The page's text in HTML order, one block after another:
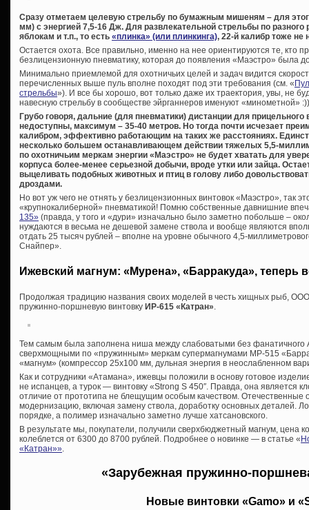
Сразу отметаем целевую стрельбу по бумажным мишеням – для
мм) с энергией 7,5-16 Дж. Для развлекательной стрельбы по
яблокам и т.п., то есть «плинка» (или плинкинга), 22-й калибр тоже не
Остается охота. Все правильно, именно на нее ориентируются те, кто
безлицензионную пневматику, которая до появления «Маэстро» была
Минимально приемлемой для охотничьих целей и задач видится
перечисленных выше пуль вполне походят под эти требования (см. «
стрельбы»). И все бы хорошо, вот только даже их траектория, увы, не
навесную стрельбу в сообществе эйрганнеров именуют «минометной»
Грубо говоря, дальние (для пневматики) дистанции для
недоступны, максимум – 35-40 метров. Но тогда почти исчезает
калибром, эффективно работающим на таких же расстояниях.
несколько большем останавливающем действии тяжелых 5,5-
по охотничьим меркам энергии «Маэстро» не будет хватать для
корпуса более-менее серьезной добычи, вроде утки или зайца.
выцеливать подобных животных и птиц в голову либо
дроздами.
Но вот уж чего не отнять у безлицензионных винтовок «Маэстро», так
«крупнокалиберной» пневматикой! Помню собственные давнишние
135» (правда, у того и «дури» изначально было заметно побольше –
нуждаются в весьма не дешевой замене ствола и вообще являются
отдать 25 тысяч рублей – вполне на уровне обычного 4,5-
Снайпер».
Ижевский магнум: «Мурена», «Барракуда», теперь
Продолжая традицию названия своих моделей в честь хищных рыб,
пружинно-поршневую винтовку ИР-615 «Катран».
Тем самым была заполнена ниша между слабоватыми без
сверхмощными по «пружинным» меркам супермагнумами МР-515
«магнум» (компрессор 25х100 мм, дульная энергия в неослабленном
Как и сотрудники «Атамана», ижевцы положили в основу готовое
не испанцев, а турок — винтовку «Strong S 450″. Правда, она является
отличие от прототипа не блещущим особым качеством. Отечественные
модернизацию, включая замену ствола, доработку основных деталей.
порядке, а полимер изначально заметно лучше хатсановского.
В результате мы, покупатели, получили сверхбюджетный магнум, цена
колеблется от 6300 до 8700 рублей. Подробнее о новинке — в статье «
«Катран»».
«Зарубежная пружинно-
Новые винтовки «Gamo» и